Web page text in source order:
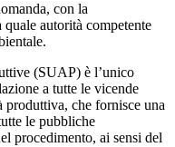
con la
autorità competente
(SUAP) è l’unico
a tutte le vicende
che fornisce una
le pubbliche
procedimento, ai sensi del